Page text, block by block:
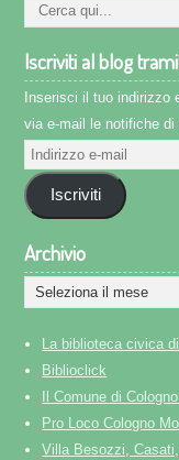
Iscriviti al blog
Inserisci il tuo indirizzo
via e-mail le notifiche di
Indirizzo
e-
mail
Iscriviti
Archivio
Archivio
La biblioteca civica
Biblioclick
Il Comune di
Pro Loco Cologno
Villa Besozzi,